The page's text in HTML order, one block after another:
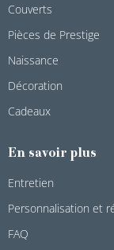
Couverts
Pièces de Prestige
Naissance
Décoration
Cadeaux
En savoir plus
Entretien
Personnalisation et
FAQ